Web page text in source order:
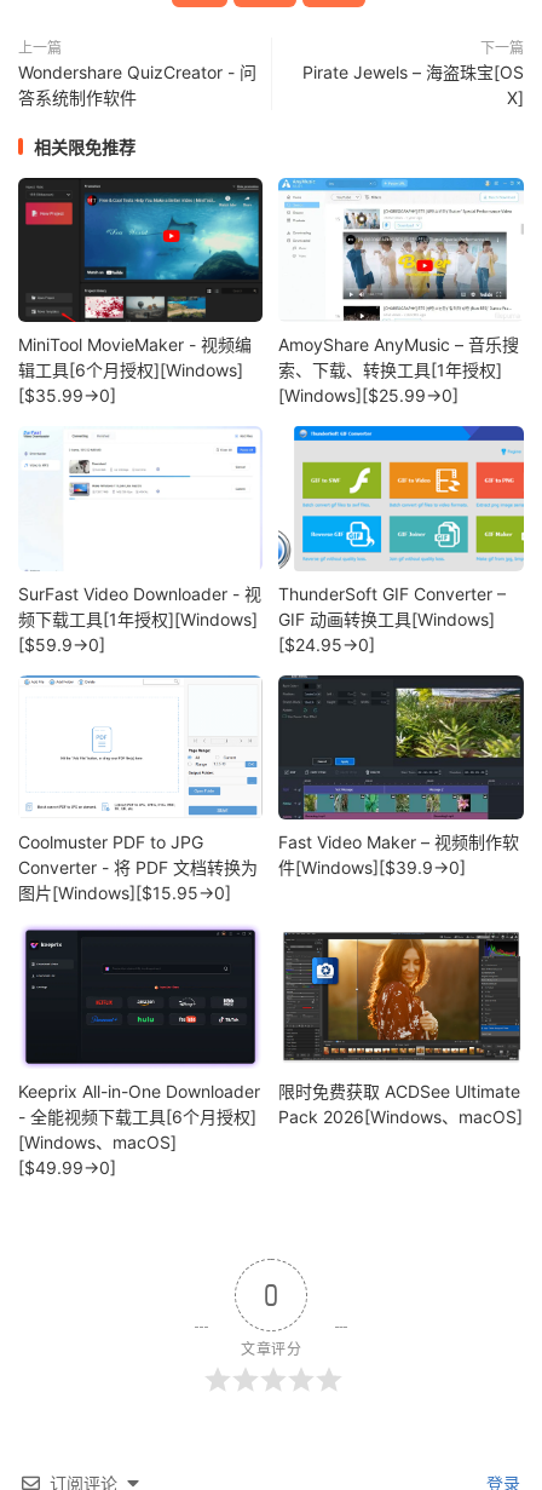
上一篇
Wondershare QuizCreator - 问
答系统制作软件
下一篇
Pirate Jewels – 海盗珠宝[OS
X]
相关限免推荐
MiniTool MovieMaker - 视频编
辑工具[6个月授权][Windows]
[$35.99→0]
AmoyShare AnyMusic – 音乐搜
索、下载、转换工具[1年授权]
[Windows][$25.99→0]
SurFast Video Downloader - 视
频下载工具[1年授权][Windows]
[$59.9→0]
ThunderSoft GIF Converter –
GIF 动画转换工具[Windows]
[$24.95→0]
Coolmuster PDF to JPG
Converter - 将 PDF 文档转换为
图片[Windows][$15.95→0]
Fast Video Maker – 视频制作软
件[Windows][$39.9→0]
Keeprix All-in-One Downloader
- 全能视频下载工具[6个月授权]
[Windows、macOS]
[$49.99→0]
限时免费获取 ACDSee Ultimate
Pack 2026[Windows、macOS]
0
文章评分
订阅评论 登录